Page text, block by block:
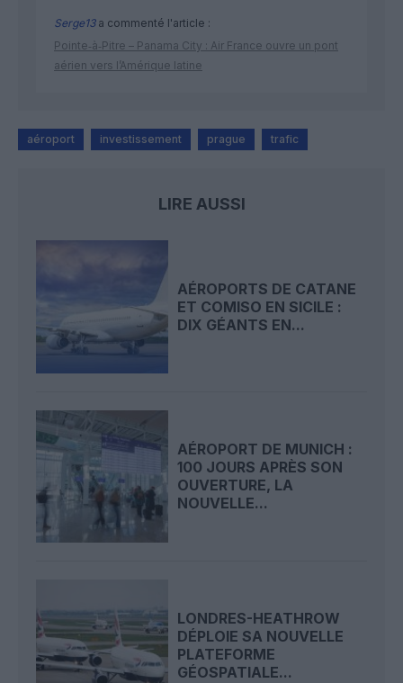
Serge13a commenté l'article :
Pointe‑à‑Pitre – Panama City : Air France ouvre un pont
aérien vers l’Amérique latine
aéroport investissement prague trafic
LIRE AUSSI
AÉROPORTS DE CATANE
ET COMISO EN SICILE :
DIX GÉANTS EN...
AÉROPORT DE MUNICH :
100 JOURS APRÈS SON
OUVERTURE, LA
NOUVELLE...
LONDRES-HEATHROW
DÉPLOIE SA NOUVELLE
PLATEFORME
GÉOSPATIALE...